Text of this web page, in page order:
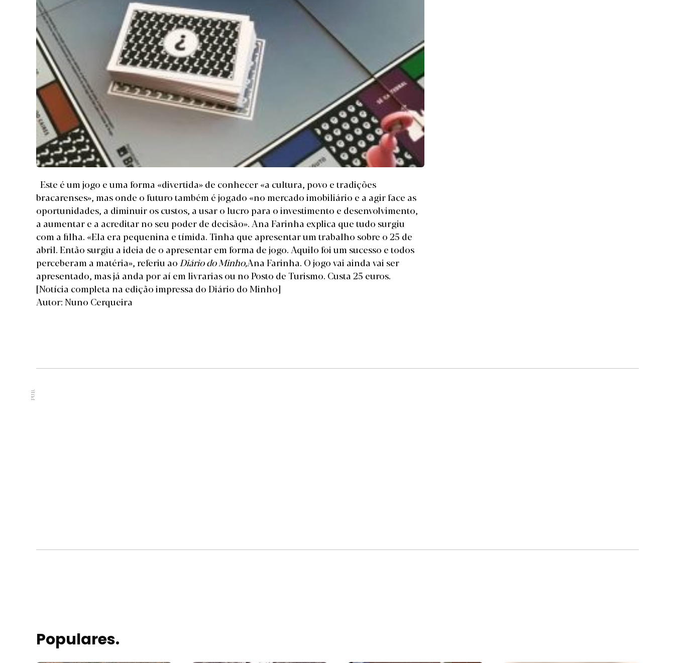
Este é um jogo e uma forma «divertida» de conhecer «a cultura, povo e tradições
bracarenses», mas onde o futuro também é jogado «no mercado imobiliário e a agir face as
oportunidades, a diminuir os custos, a usar o lucro para o investimento e desenvolvimento,
a aumentar e a acreditar no seu poder de decisão». Ana Farinha explica que tudo surgiu
com a filha. «Ela era pequenina e tímida. Tinha que apresentar um trabalho sobre o 25 de
abril. Então surgiu a ideia de o apresentar em forma de jogo. Aquilo foi um sucesso e todos
perceberam a matéria», referiu aoDiário do Minho,Ana Farinha. O jogo vai ainda vai ser
apresentado, mas já anda por aí em livrarias ou no Posto de Turismo. Custa 25 euros.
[Notícia completa na edição impressa do Diário do Minho]
Autor: Nuno Cerqueira
PUB.
Populares.